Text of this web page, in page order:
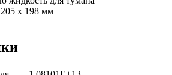
x 198 мм